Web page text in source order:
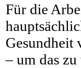
Für die
Gesundheit
– um das